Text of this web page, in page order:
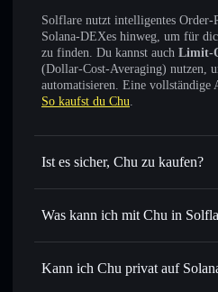
Solflare nutzt intelligentes Order-
Solana-DEXes hinweg, um für
zu finden. Du kannst auch Limit-
(Dollar-Cost-Averaging) nutzen,
automatisieren. Eine vollständige
So kaufst du Chu.
Ist es sicher, Chu zu kaufen?
Chu
Was kann ich mit Chu in
Chu
Solflare-Wallet
Sofort tauschen– handle
Kann ich Chu privat auf